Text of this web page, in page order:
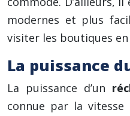
modernes et plus
visiter les boutiques en
La puissance
La puissance d’un
connue par la vitesse